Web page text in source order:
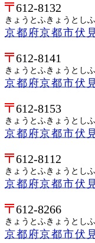
612-8132
きょうとふきょうとし
京都府京都市伏
612-8141
きょうとふきょうとし
京都府京都市伏
612-8153
きょうとふきょうとし
京都府京都市伏
612-8112
きょうとふきょうとし
京都府京都市伏
612-8266
きょうとふきょうとし
京都府京都市伏